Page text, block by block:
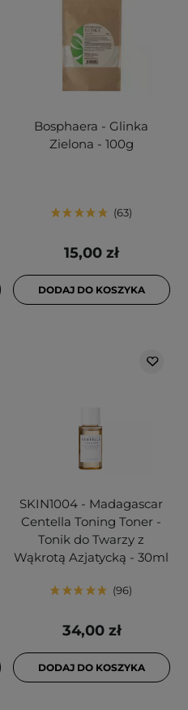
Bosphaera - Glinka
Zielona - 100g
63
15,00 zł
DODAJ DO KOSZYKA
SKIN1004 - Madagascar
Centella Toning Toner -
Tonik do Twarzy z
Wąkrotą Azjatycką - 30ml
96
34,00 zł
DODAJ DO KOSZYKA